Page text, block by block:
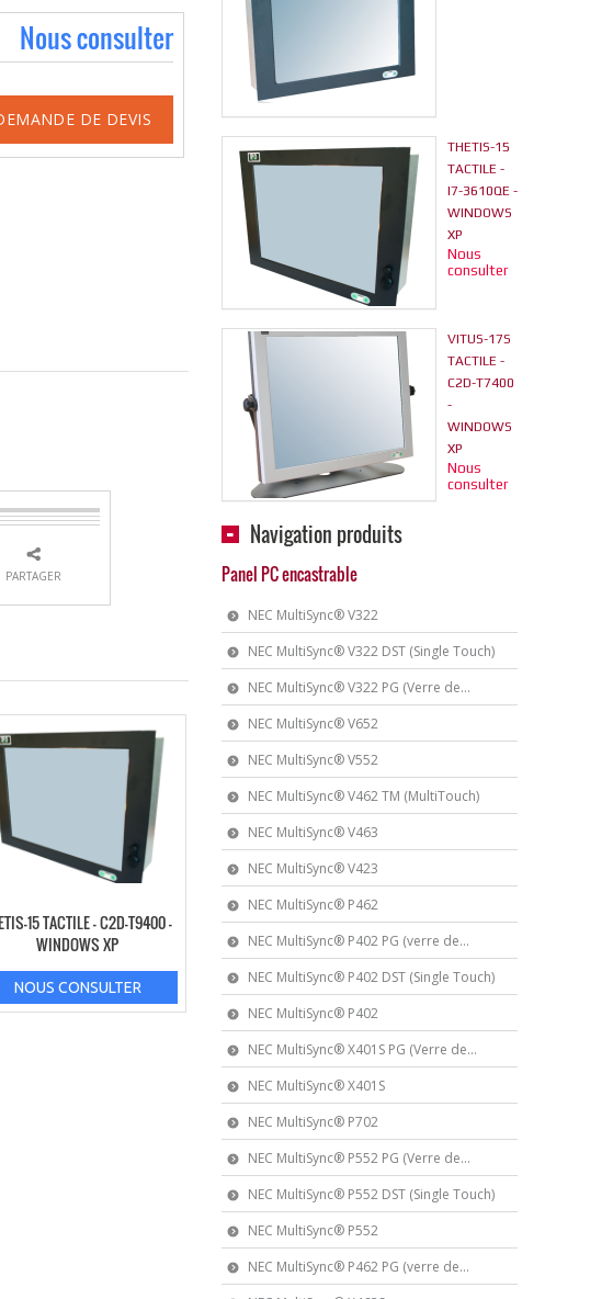
Nous consulter
DE DEVIS
THETIS-15
TACTILE -
I7-3610QE -
WINDOWS
XP
Nous
consulter
VITUS-17S
TACTILE -
C2D-T7400
-
WINDOWS
XP
Nous
consulter
Navigation produits
Panel PC encastrable
NEC MultiSync® V322
NEC MultiSync® V322 DST (Single Touch)
NEC MultiSync® V322 PG (Verre de...
NEC MultiSync® V652
NEC MultiSync® V552
NEC MultiSync® V462 TM (MultiTouch)
NEC MultiSync® V463
NEC MultiSync® V423
NEC MultiSync® P462
NEC MultiSync® P402 PG (verre de...
NEC MultiSync® P402 DST (Single Touch)
NEC MultiSync® P402
NEC MultiSync® X401S PG (Verre de...
NEC MultiSync® X401S
NEC MultiSync® P702
NEC MultiSync® P552 PG (Verre de...
NEC MultiSync® P552 DST (Single Touch)
NEC MultiSync® P552
NEC MultiSync® P462 PG (verre de...
PARTAGER
15 TACTILE – C2D-T9400 –
WINDOWS XP
NOUS CONSULTER